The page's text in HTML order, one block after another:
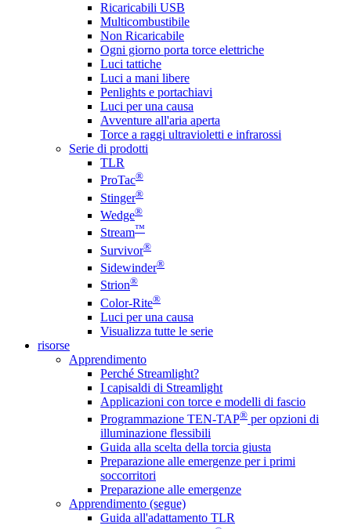
Ricaricabili USB
Multicombustibile
Non Ricaricabile
Ogni giorno porta torce elettriche
Luci tattiche
Luci a mani libere
Penlights e portachiavi
Luci per una causa
Avventure all'aria aperta
Torce a raggi ultravioletti e infrarossi
Serie di prodotti
TLR
ProTac®
Stinger®
Wedge®
Stream™
Survivor®
Sidewinder®
Strion®
Color-Rite®
Luci per una causa
Visualizza tutte le serie
risorse
Apprendimento
Perché Streamlight?
I capisaldi di Streamlight
Applicazioni con torce e modelli di fascio
Programmazione TEN-TAP® per opzioni di
illuminazione flessibili
Guida alla scelta della torcia giusta
Preparazione alle emergenze per i primi
soccorritori
Preparazione alle emergenze
Apprendimento (segue)
Guida all'adattamento TLR